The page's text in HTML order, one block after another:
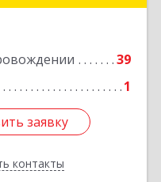
39
1
заявку
контакты
Подробнее
заявку